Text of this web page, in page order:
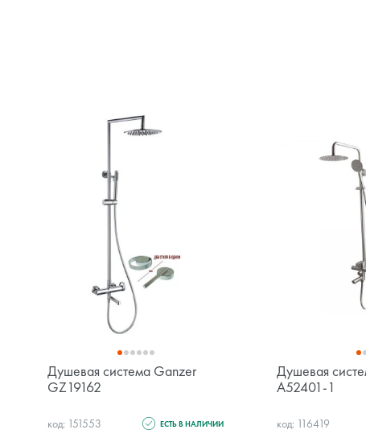
Душевая система Ganzer
GZ19162
код: 151553 ЕСТЬ В НАЛИЧИИ
Душевая
A52401-1
код: 116419